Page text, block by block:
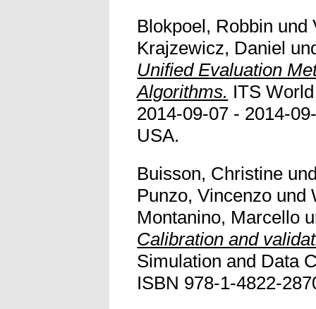
Blokpoel, Robbin und
Krajzewicz, Daniel
Unified Evaluation
Algorithms. ITS
2014-09-07 - 2014-
USA.
Buisson, Christine
Punzo, Vincenzo und
Montanino, Marcello
Calibration and
Simulation and Data
ISBN 978-1-4822-